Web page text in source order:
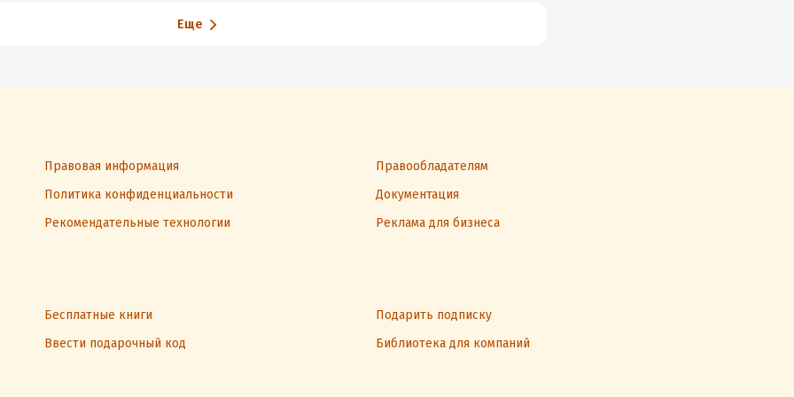
Еще
Правовая информация
Правообладателям
Политика конфиденциальности
Документация
Рекомендательные технологии Реклама для бизнеса
Бесплатные книги
Подарить подписку
Ввести подарочный код
Библиотека для компаний